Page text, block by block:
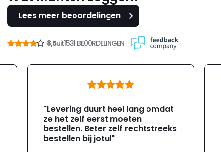
Lees meer beoordelingen
8,5uit1531 BE00RDELINGEN
"Levering duurt heel lang omdat
ze het zelf eerst moeten
bestellen. Beter zelf rechtstreeks
bestellen bij jotul"